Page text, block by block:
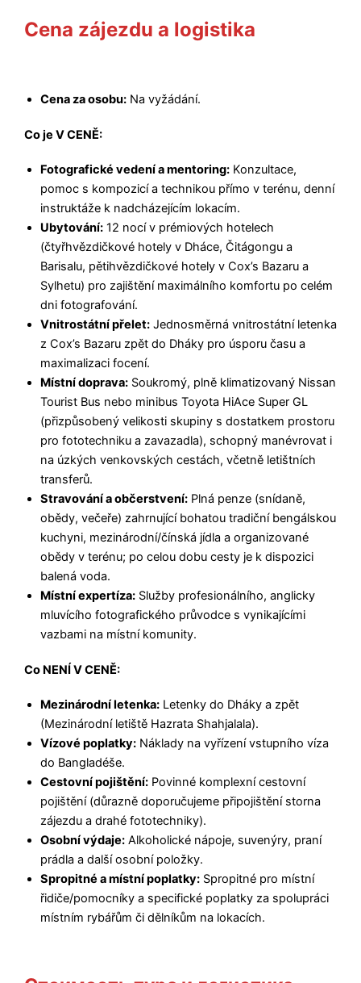
Cena zájezdu a logistika
Cena za osobu:Na vyžádání.
Co je V CENĚ:
Fotografické vedení a mentoring:Konzultace,
pomoc s kompozicí a technikou přímo v terénu, denní
instruktáže k nadcházejícím lokacím.
Ubytování:12 nocí v prémiových hotelech
(čtyřhvězdičkové hotely v Dháce, Čitágongu a
Barisalu, pětihvězdičkové hotely v Cox’s Bazaru a
Sylhetu) pro zajištění maximálního komfortu po celém
dni fotografování.
Vnitrostátní přelet:Jednosměrná vnitrostátní letenka
z Cox’s Bazaru zpět do Dháky pro úsporu času a
maximalizaci focení.
Místní doprava:Soukromý, plně klimatizovaný Nissan
Tourist Bus nebo minibus Toyota HiAce Super GL
(přizpůsobený velikosti skupiny s dostatkem prostoru
pro fototechniku a zavazadla), schopný manévrovat i
na úzkých venkovských cestách, včetně letištních
transferů.
Stravování a občerstvení:Plná penze (snídaně,
obědy, večeře) zahrnující bohatou tradiční bengálskou
kuchyni, mezinárodní/čínská jídla a organizované
obědy v terénu; po celou dobu cesty je k dispozici
balená voda.
Místní expertíza:Služby profesionálního, anglicky
mluvícího fotografického průvodce s vynikajícími
vazbami na místní komunity.
Co NENÍ V CENĚ:
Mezinárodní letenka:Letenky do Dháky a zpět
(Mezinárodní letiště Hazrata Shahjalala).
Vízové poplatky:Náklady na vyřízení vstupního víza
do Bangladéše.
Cestovní pojištění:Povinné komplexní cestovní
pojištění (důrazně doporučujeme připojištění storna
zájezdu a drahé fototechniky).
Osobní výdaje:Alkoholické nápoje, suvenýry, praní
prádla a další osobní položky.
Spropitné a místní poplatky:Spropitné pro místní
řidiče/pomocníky a specifické poplatky za spolupráci
místním rybářům či dělníkům na lokacích.